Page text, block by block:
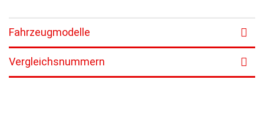
Fahrzeugmodelle
Vergleichsnummern